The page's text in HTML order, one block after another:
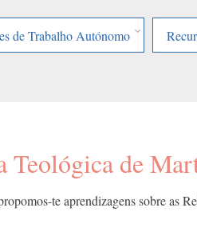
de Trabalho Autónomo
Teológica de
te aprendizagens sobre as